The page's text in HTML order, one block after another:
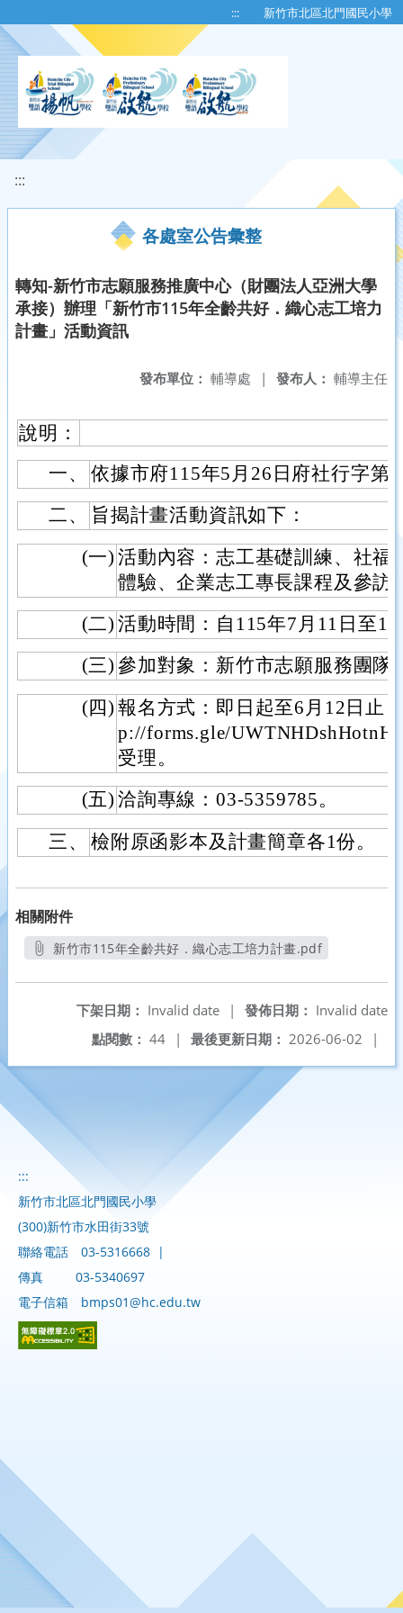
::: 新竹市北區北門國民小學
:::
各處室公告彙整
轉知-新竹市志願服務推廣中心（財團法人亞洲大學
承接）辦理「新竹市115年全齡共好．織心志工培力
計畫」活動資訊
發布人： 輔導主任
發布單位： 輔導處 |
說明：
一、
依據市府115年5月26日府社行字第
二、
旨揭計畫活動資訊如下：
(一) 活動內容：志工基礎訓練、社福
體驗、企業志工專長課程及參訪
(二) 活動時間：自115年7月11日至
(三) 參加對象：新竹市志願服務團隊
(四) 報名方式：即日起至6月12日止
p://forms.gle/
受理。
(五) 洽詢專線：03-5359785。
三、
檢附原函影本及計畫簡章各1份。
相關附件
新竹市115年全齡共好．織心志工培力計畫.pdf
發佈日期： Invalid date
下架日期： Invalid date
|
最後更新日期： 2026-06-02 |
點閱數： 44 |
:::
新竹市北區北門國民小學
(300)新竹市水田街33號
聯絡電話
03-5316668 |
傳真
03-5340697
電子信箱
bmps01@hc.edu.tw